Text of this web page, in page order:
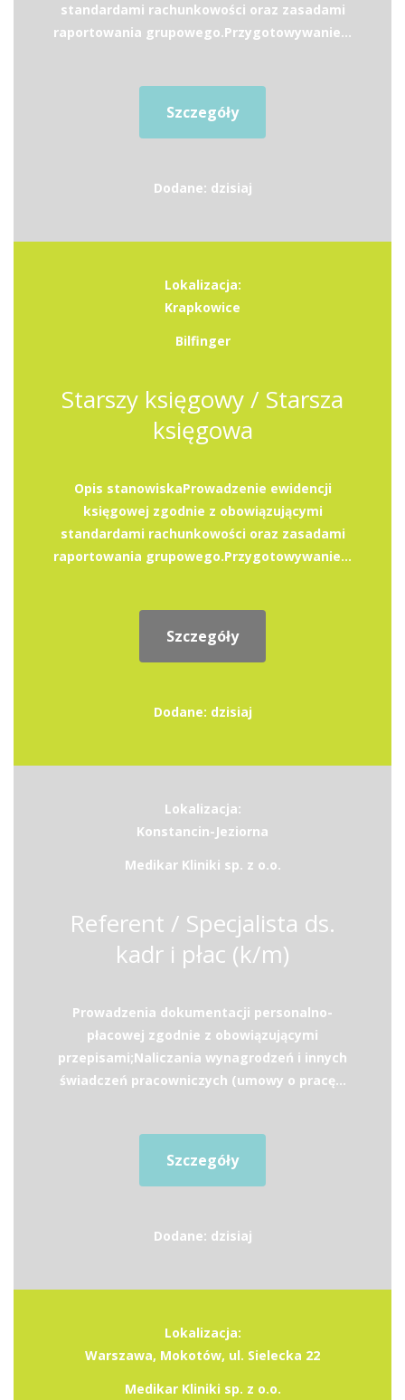
standardami rachunkowości oraz zasadami
raportowania grupowego.Przygotowywanie...
Szczegóły
Dodane: dzisiaj
Lokalizacja:
Krapkowice
Bilfinger
Starszy księgowy / Starsza
księgowa
Opis stanowiskaProwadzenie ewidencji
księgowej zgodnie z obowiązującymi
standardami rachunkowości oraz zasadami
raportowania grupowego.Przygotowywanie...
Szczegóły
Dodane: dzisiaj
Lokalizacja:
Konstancin-Jeziorna
Medikar Kliniki sp. z o.o.
Referent / Specjalista ds.
kadr i płac (k/m)
Prowadzenia dokumentacji personalno-
płacowej zgodnie z obowiązującymi
przepisami;Naliczania wynagrodzeń i innych
świadczeń pracowniczych (umowy o pracę...
Szczegóły
Dodane: dzisiaj
Lokalizacja:
Warszawa, Mokotów, ul. Sielecka 22
Medikar Kliniki sp. z o.o.